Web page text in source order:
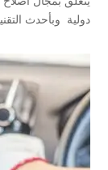
دولية وبأحدث